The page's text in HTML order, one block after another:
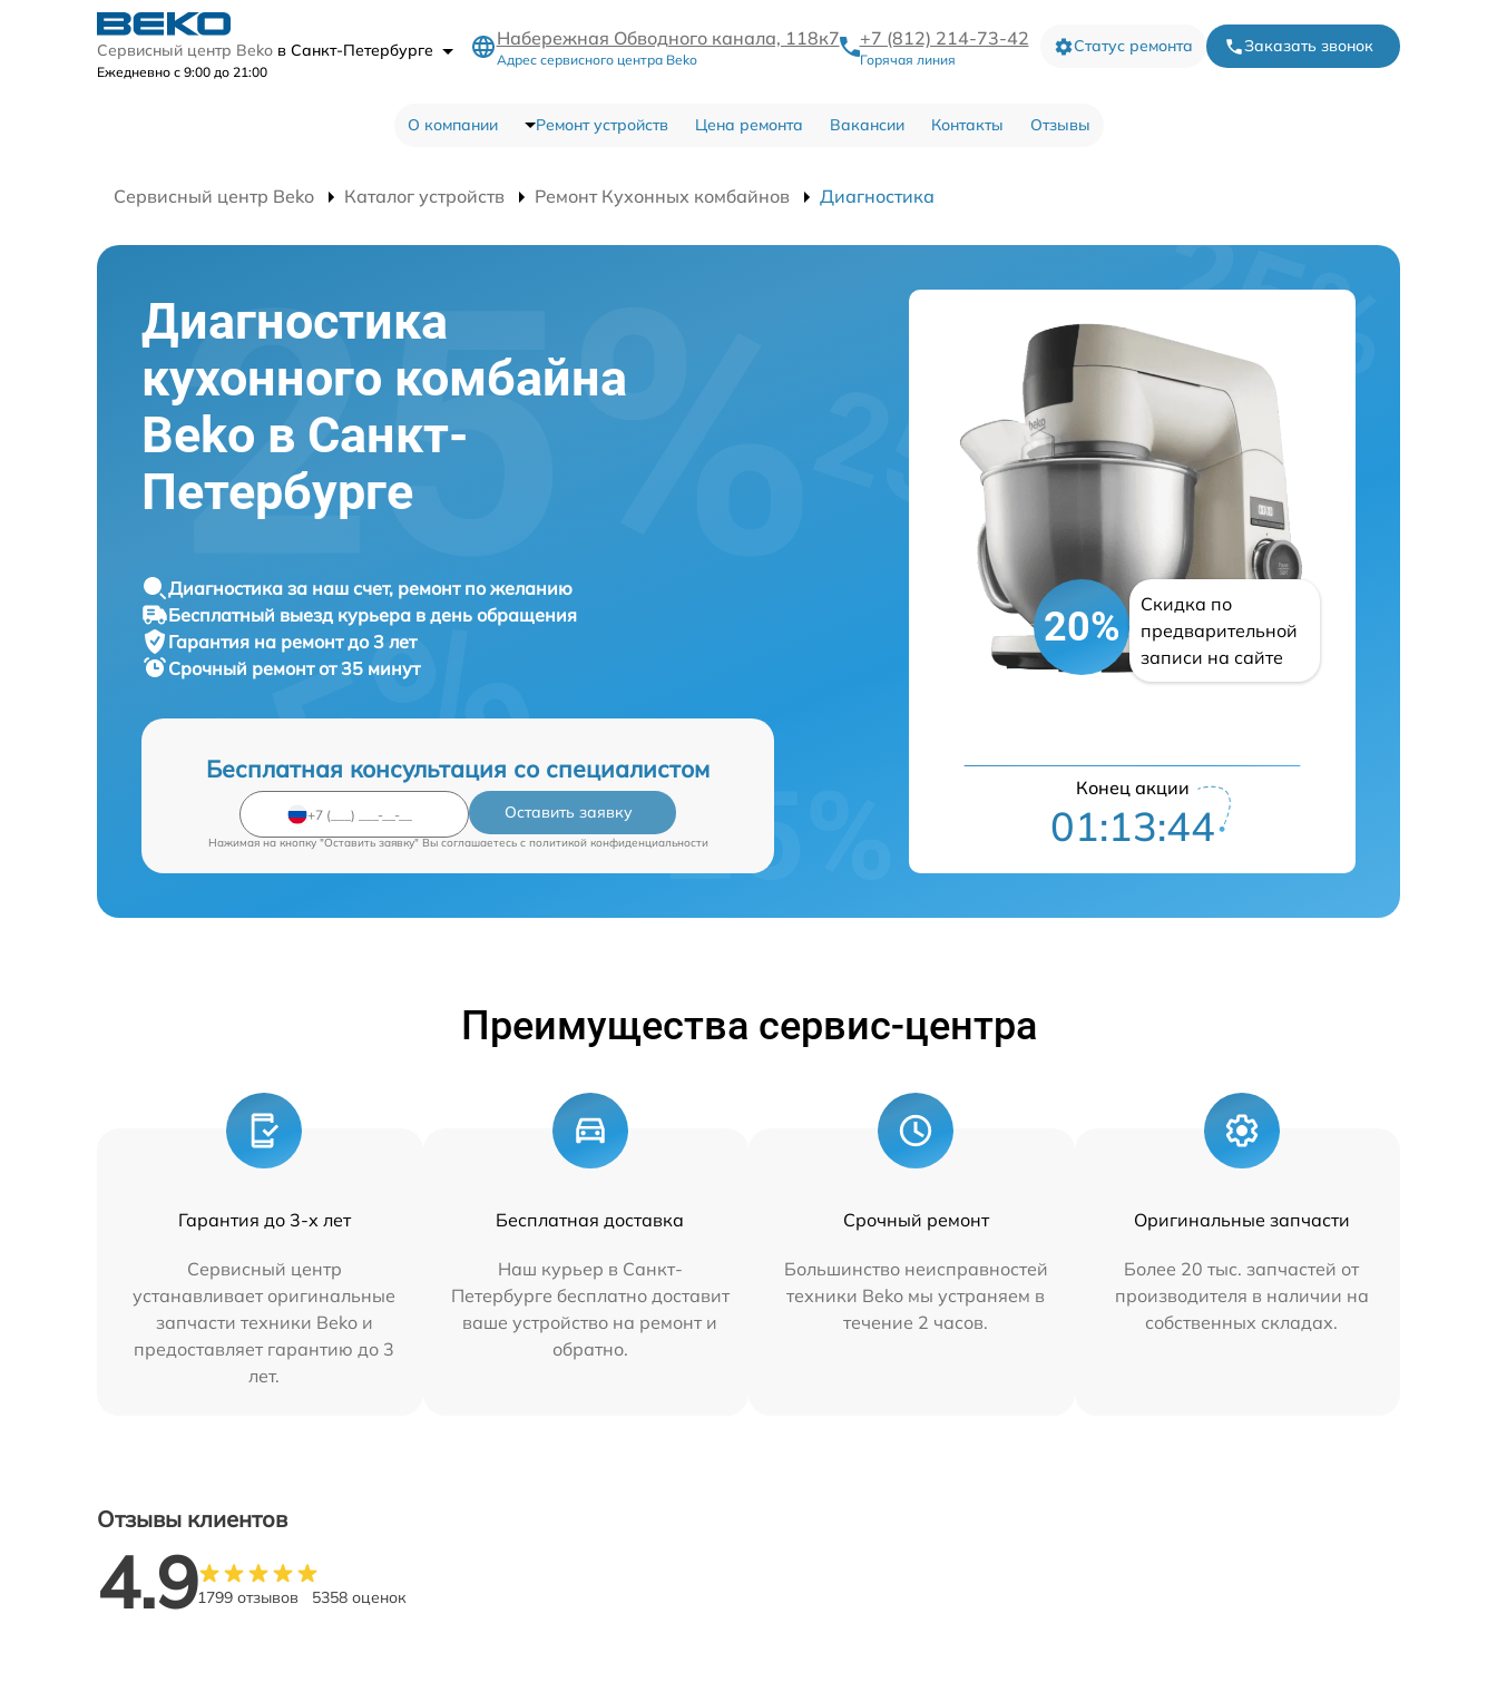
Сервисный центр Beko в Санкт-Петербурге
Ежедневно с 9:00 до 21:00
Набережная Обводного канала, 118к7
Адрес сервисного центра Beko
+7 (812) 214-73-42
Горячая линия
Статус ремонта Заказать звонок
О компании Ремонт устройств Цена ремонта Вакансии Контакты Отзывы
Сервисный центр Beko Каталог устройств Ремонт Кухонных комбайнов Диагностика
Диагностика
кухонного комбайна
Beko в Санкт-
Петербурге
Диагностика за наш счет, ремонт по желанию
Бесплатный выезд курьера в день обращения
Гарантия на ремонт до 3 лет
Срочный ремонт от 35 минут
Бесплатная консультация со специалистом
Оставить заявку
Нажимая на кнопку "Оставить заявку" Вы соглашаетесь c политикой конфиденциальности
20%
Скидка по
предварительной
записи на сайте
Конец акции
01:13:43
Преимущества сервис-центра
Гарантия до 3-х лет
Сервисный центр
устанавливает оригинальные
запчасти техники Beko и
предоставляет гарантию до 3
лет.
Бесплатная доставка
Наш курьер в Санкт-
Петербурге бесплатно доставит
ваше устройство на ремонт и
обратно.
Срочный ремонт
Большинство неисправностей
техники Beko мы устраняем в
течение 2 часов.
Оригинальные запчасти
Более 20 тыс. запчастей от
производителя в наличии на
собственных складах.
Отзывы клиентов
4.91799 отзывов 5358 оценок